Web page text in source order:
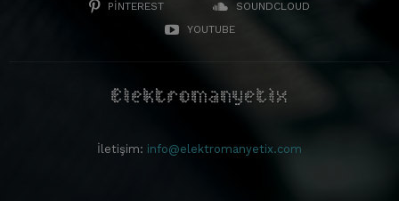
PINTEREST
SOUNDCLOUD
YOUTUBE
İletişim: info@elektromanyetix.com